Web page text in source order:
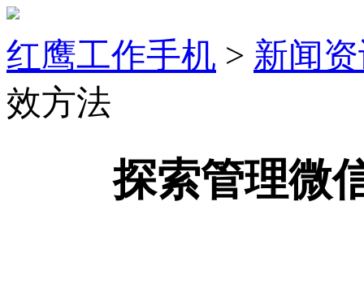
红鹰工作手机 > 新闻
效方法
探索管理微